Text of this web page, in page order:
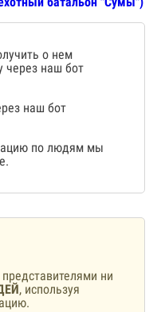
о нем
через наш бот
наш бот
по людям мы
ни
, используя